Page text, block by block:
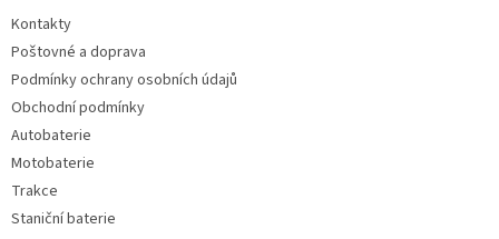
Kontakty
Poštovné a doprava
Podmínky ochrany osobních údajů
Obchodní podmínky
Autobaterie
Motobaterie
Trakce
Staniční baterie